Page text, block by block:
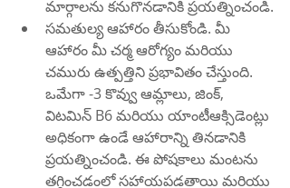
మార్గాలను కనుగొనడానికి ప్రయత్నించండి.
సమతుల్య ఆహారం తీసుకోండి. మీ
ఆహారం మీ చర్మ ఆరోగ్యం మరియు
చమురు ఉత్పత్తిని ప్రభావితం చేస్తుంది.
ఒమేగా -3 కొవ్వు ఆమ్లాలు, జింక్,
విటమిన్ B6 మరియు యాంటీఆక్సిడెంట్లు
అధికంగా ఉండే ఆహారాన్ని తినడానికి
ప్రయత్నించండి. ఈ పోషకాలు మంటను
తగ్గించడంలో సహాయపడతాయి మరియు